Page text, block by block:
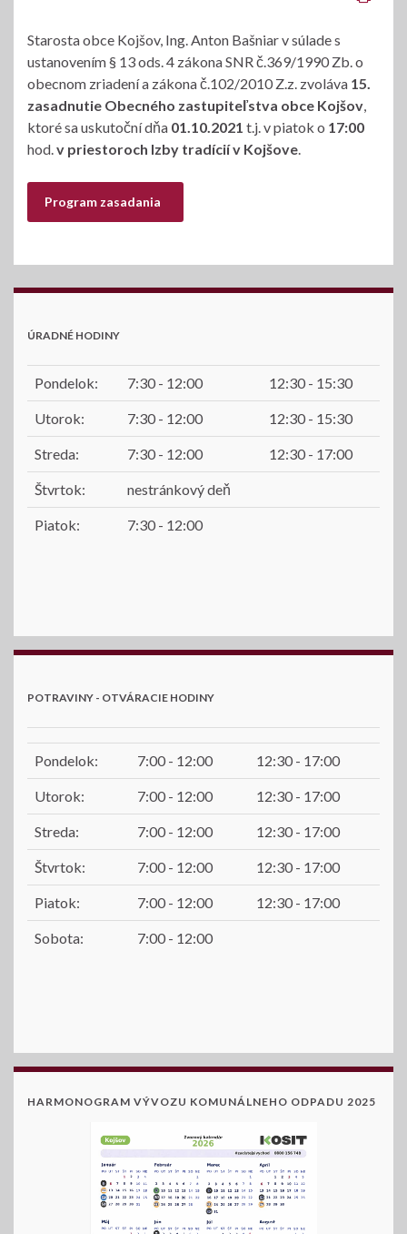
Starosta obce Kojšov, Ing. Anton Bašniar v súlade s
ustanovením § 13 ods. 4 zákona SNR č.369/1990 Zb. o
obecnom zriadení a zákona č.102/2010 Z.z. zvoláva 15.
zasadnutie Obecného zastupiteľstva obce Kojšov,
ktoré sa uskutoční dňa 01.10.2021 t.j. v piatok o 17:00
hod.v priestoroch Izby tradícií v Kojšove.
Program zasadania
ÚRADNÉ HODINY
Pondelok: 7:30 - 12:00 12:30 - 15:30
Utorok: 7:30 - 12:00 12:30 - 15:30
Streda: 7:30 - 12:00 12:30 - 17:00
Štvrtok: nestránkový deň
Piatok: 7:30 - 12:00
POTRAVINY - OTVÁRACIE HODINY
Pondelok: 7:00 - 12:00 12:30 - 17:00
Utorok: 7:00 - 12:00 12:30 - 17:00
Streda: 7:00 - 12:00 12:30 - 17:00
Štvrtok: 7:00 - 12:00 12:30 - 17:00
Piatok: 7:00 - 12:00 12:30 - 17:00
Sobota: 7:00 - 12:00
HARMONOGRAM VÝVOZU KOMUNÁLNEHO ODPADU 2025